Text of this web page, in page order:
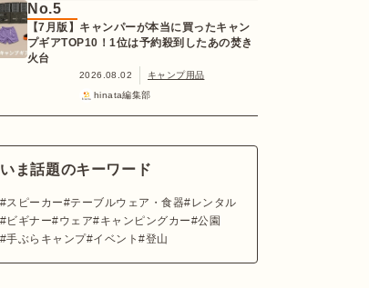
No.5
【7月版】キャンパーが本当に買ったキャン
プギアTOP10！1位は予約殺到したあの焚き
火台
2026.08.02
キャンプ用品
hinata編集部
いま話題のキーワード
スピーカー テーブルウェア・食器
レンタル
ビギナー
ウェア キャンピングカー
公園
手ぶらキャンプ イベント 登山